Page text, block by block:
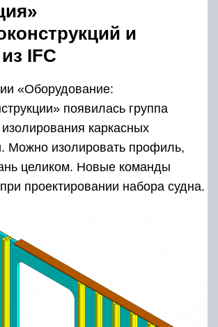
и
IFC
«Оборудование:
появилась группа
каркасных
Можно изолировать профиль,
целиком. Новые команды
проектировании набора судна.